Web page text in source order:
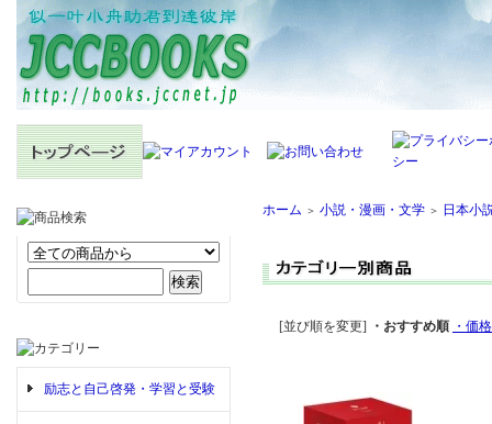
励志と自己啓発・学習と受験
ホーム ＞ 小説・漫画・文学 ＞ 日本小
[並び順を変更] ・おすすめ順 ・価